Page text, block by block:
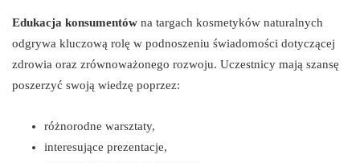
Edukacja konsumentów na targach kosmetyków naturalnych
odgrywa kluczową rolę w podnoszeniu świadomości dotyczącej
zdrowia oraz zrównoważonego rozwoju. Uczestnicy mają szansę
poszerzyć swoją wiedzę poprzez:
różnorodne warsztaty,
interesujące prezentacje,